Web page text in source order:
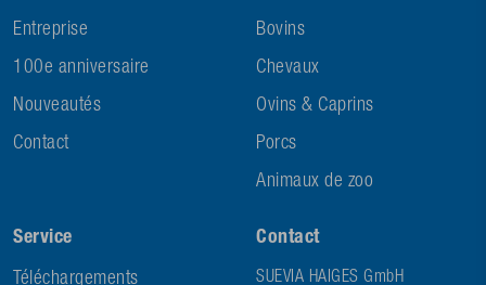
Entreprise
100e anniversaire
Nouveautés
Contact
Bovins
Chevaux
Ovins & Caprins
Porcs
Animaux de zoo
Service
Téléchargements
Contact
SUEVIA HAIGES GmbH